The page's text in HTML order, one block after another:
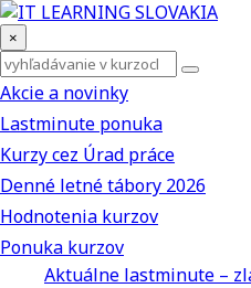
×
Akcie a novinky
Lastminute ponuka
Kurzy cez Úrad práce
Denné letné tábory 2026
Hodnotenia kurzov
Ponuka kurzov
Aktuálne lastminute –